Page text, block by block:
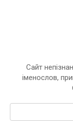
Сайт
іменослов,
Пошук: